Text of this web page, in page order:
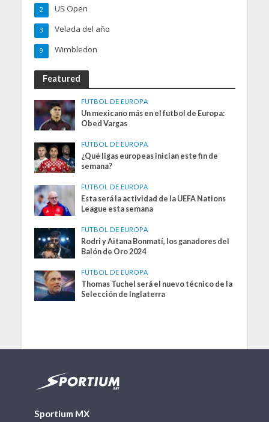
US Open
2
Velada del año
3
Wimbledon
9
Featured
FUTBOL DE EUROPA
Un mexicano más en el futbol de Europa:
Obed Vargas
FUTBOL DE EUROPA
¿Qué ligas europeas inician este fin de
semana?
FUTBOL DE EUROPA
Esta será la actividad de la UEFA Nations
League esta semana
FUTBOL DE EUROPA
Rodri y Aitana Bonmatí, los ganadores del
Balón de Oro 2024
FUTBOL DE EUROPA
Thomas Tuchel será el nuevo técnico de la
Selección de Inglaterra
Sportium MX